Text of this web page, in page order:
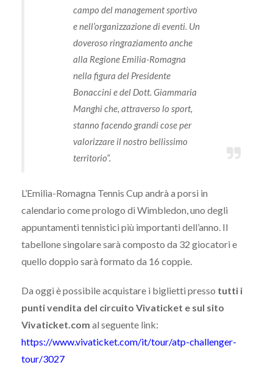
campo del management sportivo
e nell’organizzazione di eventi. Un
doveroso ringraziamento anche
alla Regione Emilia-Romagna
nella figura del Presidente
Bonaccini e del Dott. Giammaria
Manghi che, attraverso lo sport,
stanno facendo grandi cose per
valorizzare il nostro bellissimo
territorio”.
L’Emilia-Romagna Tennis Cup andrà a porsi in
calendario come prologo di Wimbledon, uno degli
appuntamenti tennistici più importanti dell’anno. Il
tabellone singolare sarà composto da 32 giocatori e
quello doppio sarà formato da 16 coppie.
Da oggi è possibile acquistare i biglietti presso tutti i
punti vendita del circuito Vivaticket e sul sito
Vivaticket.com al seguente link:
https://www.vivaticket.com/it/tour/atp-challenger-
tour/3027